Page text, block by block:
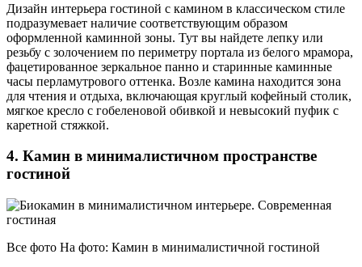
Дизайн интерьера гостиной с камином в классическом стиле
подразумевает наличие соответствующим образом
оформленной каминной зоны. Тут вы найдете лепку или
резьбу с золочением по периметру портала из белого мрамора,
фацетированное зеркальное панно и старинные каминные
часы перламутрового оттенка. Возле камина находится зона
для чтения и отдыха, включающая круглый кофейный столик,
мягкое кресло с гобеленовой обивкой и невысокий пуфик с
каретной стяжкой.
4. Камин в минималистичном пространстве
гостиной
Все фото На фото: Камин в минималистичной гостиной